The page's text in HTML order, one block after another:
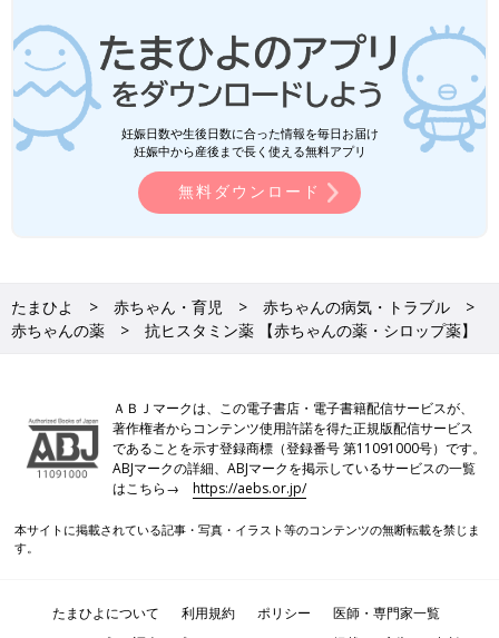
妊娠日数や生後日数に合った情報を毎日お届け
妊娠中から産後まで長く使える無料アプリ
無料ダウンロード
たまひよ 赤ちゃん・育児
赤ちゃんの病気・トラブル
赤ちゃんの薬
抗ヒスタミン薬 【赤ちゃんの薬・シロップ薬】
ＡＢＪマークは、この電子書店・電子書籍配信サービスが、
著作権者からコンテンツ使用許諾を得た正規版配信サービス
であることを示す登録商標（登録番号 第11091000号）です。
ABJマークの詳細、ABJマークを掲示しているサービスの一覧
はこちら→https://aebs.or.jp/
本サイトに掲載されている記事・写真・イラスト等のコンテンツの無断転載を禁じま
す。
たまひよについて 利用規約 ポリシー
医師・専門家一覧